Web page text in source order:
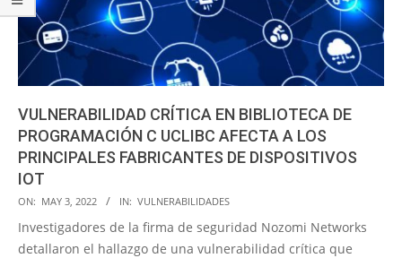
VULNERABILIDAD CRÍTICA EN BIBLIOTECA DE
PROGRAMACIÓN C UCLIBC AFECTA A LOS
PRINCIPALES FABRICANTES DE DISPOSITIVOS
IOT
2022-
05-
03
ON: MAY 3, 2022 IN: VULNERABILIDADES
Investigadores de la firma de seguridad Nozomi Networks
detallaron el hallazgo de una vulnerabilidad crítica que